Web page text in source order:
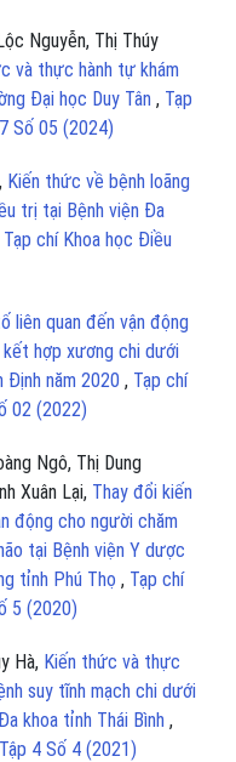
Nguyễn, Thị Thúy
và thực hành tự khám
Đại học Duy Tân , Tạp
Số 05 (2024)
Kiến thức về bệnh loãng
trị tại Bệnh viện Đa
Tạp chí Khoa học Điều
liên quan đến vận động
hợp xương chi dưới
Định năm 2020 , Tạp chí
02 (2022)
Ngô, Thị Dung
Xuân Lại, Thay đổi kiến
động cho người chăm
tại Bệnh viện Y dược
tỉnh Phú Thọ , Tạp chí
5 (2020)
Hà, Kiến thức và thực
suy tĩnh mạch chi dưới
khoa tỉnh Thái Bình ,
4 Số 4 (2021)